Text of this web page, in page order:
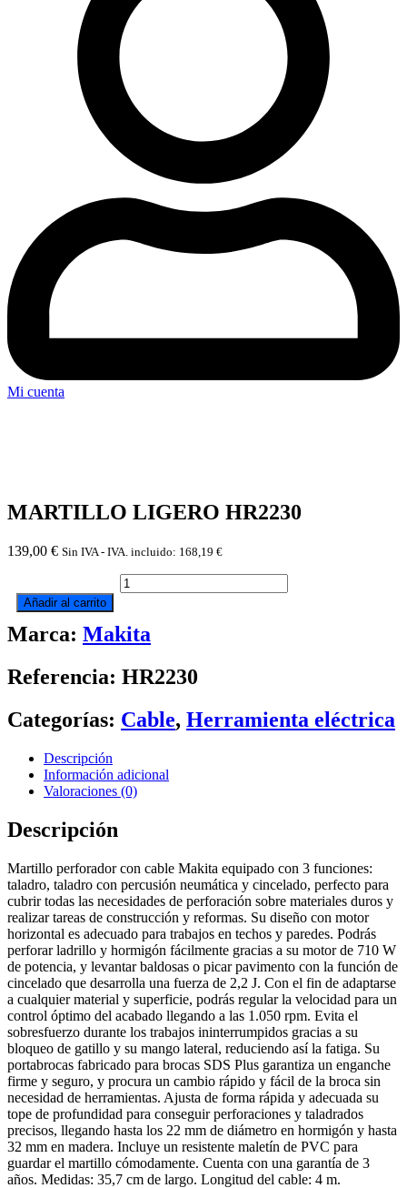
Mi cuenta
MARTILLO LIGERO HR2230
139,00 € Sin IVA - IVA. incluido: 168,19 €
MARTILLO
LIGERO
cantidad
Añadir al carrito
Marca: Makita
Referencia: HR2230
Categorías: Cable, Herramienta eléctrica
Descripción
Información adicional
Valoraciones (0)
Descripción
Martillo perforador con cable Makita equipado con 3 funciones:
taladro, taladro con percusión neumática y cincelado, perfecto para
cubrir todas las necesidades de perforación sobre materiales duros y
realizar tareas de construcción y reformas. Su diseño con motor
horizontal es adecuado para trabajos en techos y paredes. Podrás
perforar ladrillo y hormigón fácilmente gracias a su motor de 710 W
de potencia, y levantar baldosas o picar pavimento con la función de
cincelado que desarrolla una fuerza de 2,2 J. Con el fin de adaptarse
a cualquier material y superficie, podrás regular la velocidad para un
control óptimo del acabado llegando a las 1.050 rpm. Evita el
sobresfuerzo durante los trabajos ininterrumpidos gracias a su
bloqueo de gatillo y su mango lateral, reduciendo así la fatiga. Su
portabrocas fabricado para brocas SDS Plus garantiza un enganche
firme y seguro, y procura un cambio rápido y fácil de la broca sin
necesidad de herramientas. Ajusta de forma rápida y adecuada su
tope de profundidad para conseguir perforaciones y taladrados
precisos, llegando hasta los 22 mm de diámetro en hormigón y hasta
32 mm en madera. Incluye un resistente maletín de PVC para
guardar el martillo cómodamente. Cuenta con una garantía de 3
años. Medidas: 35,7 cm de largo. Longitud del cable: 4 m.